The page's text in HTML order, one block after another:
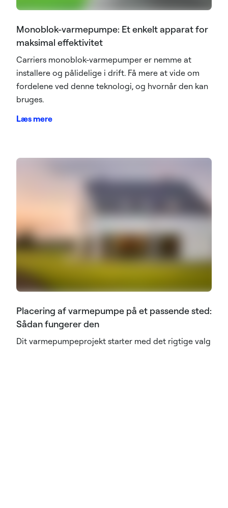
Monoblok-varmepumpe: Et enkelt apparat for
maksimal effektivitet
Carriers monoblok-varmepumper er nemme at
installere og pålidelige i drift. Få mere at vide om
fordelene ved denne teknologi, og hvornår den kan
bruges.
Læs mere
Placering af varmepumpe på et passende sted:
Sådan fungerer den
Dit varmepumpeprojekt starter med det rigtige valg